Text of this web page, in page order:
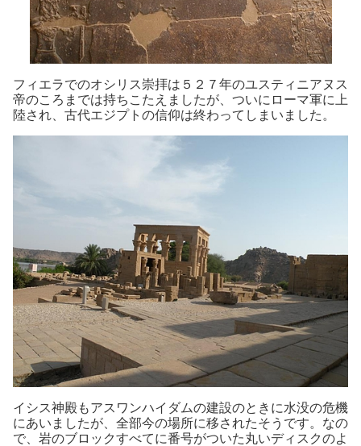
フィエラでのオシリス崇拝は５２７年のユスティニアヌス
帝のころまでは持ちこたえましたが、ついにローマ軍に上
陸され、古代エジプトの信仰は終わってしまいました。
イシス神殿もアスワンハイダムの建設のときに水没の危機
にあいましたが、全部今の場所に移されたそうです。なの
で、岩のブロックすべてに番号がついた丸いディスクのよ